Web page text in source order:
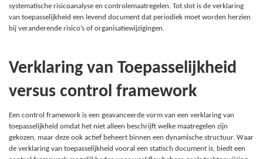
systematische risicoanalyse en controlemaatregelen. Tot slot is de verklaring
van toepasselijkheid een levend document dat periodiek moet worden herzien
bij veranderende risico’s of organisatiewijzigingen.
Verklaring van Toepasselijkheid
versus control framework
Een control framework is een geavanceerde vorm van een verklaring van
toepasselijkheid omdat het niet alleen beschrijft welke maatregelen zijn
gekozen, maar deze ook actief beheert binnen een dynamische structuur. Waar
de verklaring van toepasselijkheid vooral een statisch document is, biedt een